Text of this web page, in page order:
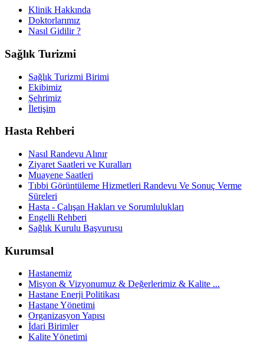
Klinik Hakkında
Doktorlarımız
Nasıl Gidilir ?
Sağlık Turizmi
Sağlık Turizmi Birimi
Ekibimiz
Şehrimiz
İletişim
Hasta Rehberi
Nasıl Randevu Alınır
Ziyaret Saatleri ve Kuralları
Muayene Saatleri
Tıbbi Görüntüleme Hizmetleri Randevu Ve Sonuç Verme
Süreleri
Hasta - Çalışan Hakları ve Sorumlulukları
Engelli Rehberi
Sağlık Kurulu Başvurusu
Kurumsal
Hastanemiz
Misyon & Vizyonumuz & Değerlerimiz & Kalite ...
Hastane Enerji Politikası
Hastane Yönetimi
Organizasyon Yapısı
İdari Birimler
Kalite Yönetimi